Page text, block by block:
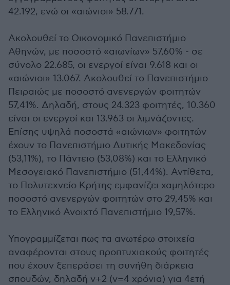
42.192, ενώ οι «αιώνιοι» 58.771.
Ακολουθεί το Οικονομικό Πανεπιστήμιο
Αθηνών, με ποσοστό «αιωνίων» 57,60% - σε
σύνολο 22.685, οι ενεργοί είναι 9.618 και οι
«αιώνιοι» 13.067. Ακολουθεί το Πανεπιστήμιο
Πειραιώς με ποσοστό ανενεργών φοιτητών
57,41%. Δηλαδή, στους 24.323 φοιτητές, 10.360
είναι οι ενεργοί και 13.963 οι λιμνάζοντες.
Επίσης υψηλά ποσοστά «αιώνιων» φοιτητών
έχουν το Πανεπιστήμιο Δυτικής Μακεδονίας
(53,11%), το Πάντειο (53,08%) και το Ελληνικό
Μεσογειακό Πανεπιστήμιο (51,44%). Αντίθετα,
το Πολυτεχνείο Κρήτης εμφανίζει χαμηλότερο
ποσοστό ανενεργών φοιτητών στο 29,45% και
το Ελληνικό Ανοιχτό Πανεπιστήμιο 19,57%.
Υπογραμμίζεται πως τα ανωτέρω στοιχεία
αναφέρονται στους προπτυχιακούς φοιτητές
που έχουν ξεπεράσει τη συνήθη διάρκεια
σπουδών, δηλαδή ν+2 (ν=4 χρόνια) για 4ετή